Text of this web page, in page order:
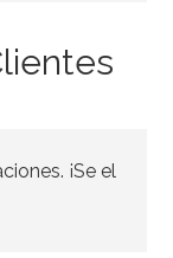
¡Se el